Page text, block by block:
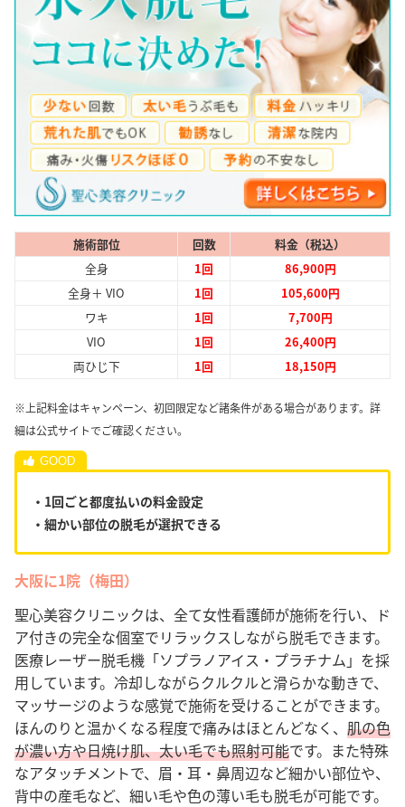
施術部位 回数
料金（税込）
全身
1回
86,900円
全身＋ VIO
1回
105,600円
ワキ
1回
7,700円
VIO
1回
26,400円
両ひじ下
1回 18,150円
※上記料金はキャンペーン、初回限定など諸条件がある場合があります。詳
細は公式サイトでご確認ください。
・1回ごと都度払いの料金設定
・細かい部位の脱毛が選択できる
大阪に1院（梅田）
聖心美容クリニックは、全て女性看護師が施術を行い、ド
ア付きの完全な個室でリラックスしながら脱毛できます。
医療レーザー脱毛機「ソプラノアイス・プラチナム」を採
用しています。冷却しながらクルクルと滑らかな動きで、
マッサージのような感覚で施術を受けることができます。
ほんのりと温かくなる程度で痛みはほとんどなく、 肌の色
が濃い方や日焼け肌、太い毛でも照射可能です。また特殊
なアタッチメントで、眉・耳・鼻周辺など細かい部位や、
背中の産毛など、細い毛や色の薄い毛も脱毛が可能です。